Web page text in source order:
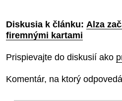
Diskusia k článku: Alza
firemnými kartami
Prispievajte do diskusií ako
Komentár, na ktorý